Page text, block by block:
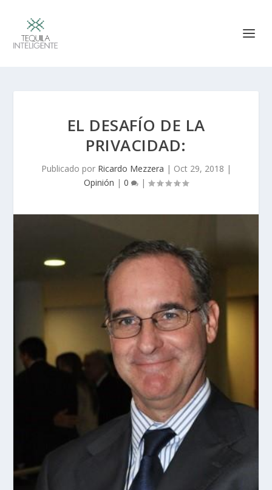
EL DESAFÍO DE LA
PRIVACIDAD:
Publicado por Ricardo Mezzera | Oct 29, 2018 |
Opinión | 0 |